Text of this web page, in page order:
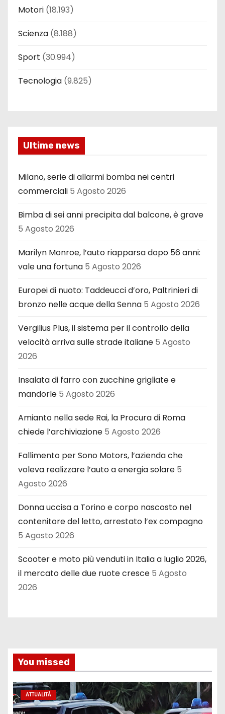
Motori (18.193)
Scienza (8.188)
Sport (30.994)
Tecnologia (9.825)
Ultime news
Milano, serie di allarmi bomba nei centri
commerciali 5 Agosto 2026
Bimba di sei anni precipita dal balcone, è grave
5 Agosto 2026
Marilyn Monroe, l’auto riapparsa dopo 56 anni:
vale una fortuna 5 Agosto 2026
Europei di nuoto: Taddeucci d’oro, Paltrinieri di
bronzo nelle acque della Senna 5 Agosto 2026
Vergilius Plus, il sistema per il controllo della
velocità arriva sulle strade italiane 5 Agosto
2026
Insalata di farro con zucchine grigliate e
mandorle 5 Agosto 2026
Amianto nella sede Rai, la Procura di Roma
chiede l’archiviazione 5 Agosto 2026
Fallimento per Sono Motors, l’azienda che
voleva realizzare l’auto a energia solare 5
Agosto 2026
Donna uccisa a Torino e corpo nascosto nel
contenitore del letto, arrestato l’ex compagno
5 Agosto 2026
Scooter e moto più venduti in Italia a luglio 2026,
il mercato delle due ruote cresce 5 Agosto
2026
You missed
ATTUALITÀ